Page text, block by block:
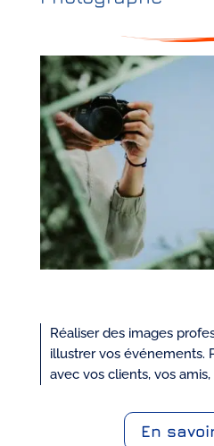
Réaliser des images
illustrer vos événements.
avec vos clients, vos
En